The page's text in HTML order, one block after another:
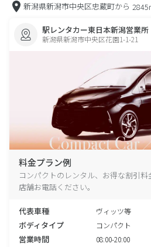
新潟県新潟市中央区忠蔵町から
駅レンタカー東日本新潟営業所
新潟県新潟市中央区花園1-1-21
料金プラン例
コンパクトのレンタル、お得な割引
店舗お電話ください。
代表車種 ヴィッツ等
ボディタイプ コンパクト
営業時間 08:00-20:00